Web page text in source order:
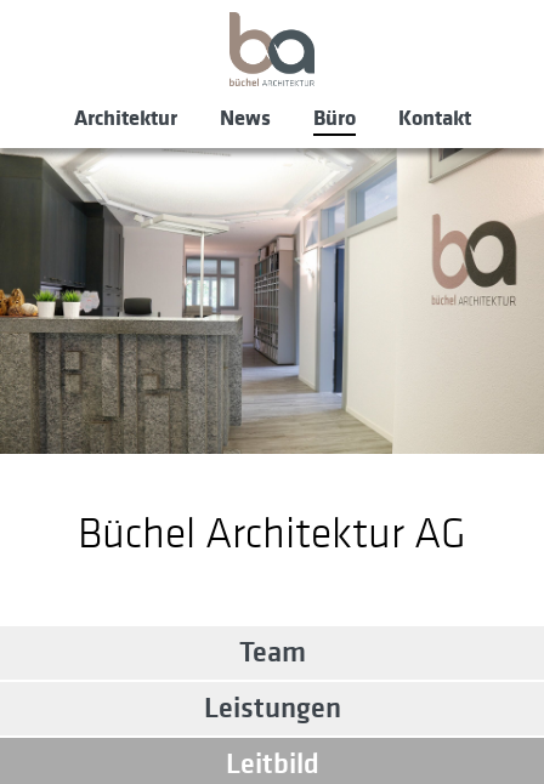
Architektur News Büro Kontakt
Büchel Architektur AG
Team
Leistungen
Leitbild